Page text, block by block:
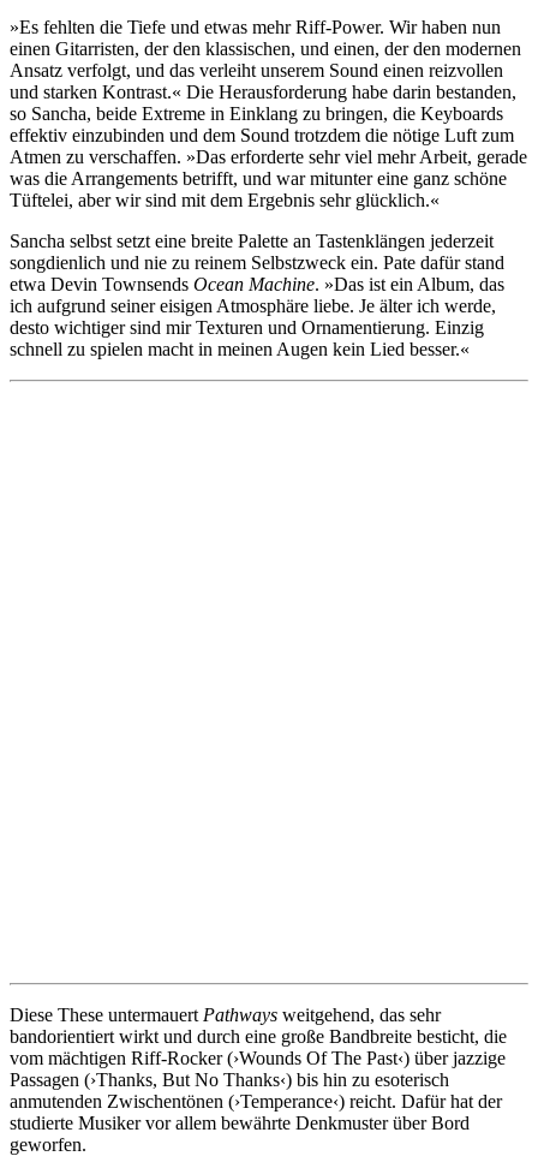
»Es fehlten die Tiefe und etwas mehr Riff-Power. Wir haben nun
einen Gitarristen, der den klassischen, und einen, der den modernen
Ansatz verfolgt, und das verleiht unserem Sound einen reizvollen
und starken Kontrast.« Die Herausforderung habe darin bestanden,
so Sancha, beide Extreme in Einklang zu bringen, die Keyboards
effektiv einzubinden und dem Sound trotzdem die nötige Luft zum
Atmen zu verschaffen. »Das erforderte sehr viel mehr Arbeit, gerade
was die Arrangements betrifft, und war mitunter eine ganz schöne
Tüftelei, aber wir sind mit dem Ergebnis sehr glücklich.«
Sancha selbst setzt eine breite Palette an Tastenklängen jederzeit
songdienlich und nie zu reinem Selbstzweck ein. Pate dafür stand
etwa Devin Townsends Ocean Machine. »Das ist ein Album, das
ich aufgrund seiner eisigen Atmosphäre liebe. Je älter ich werde,
desto wichtiger sind mir Texturen und Ornamentierung. Einzig
schnell zu spielen macht in meinen Augen kein Lied besser.«
Diese These untermauert Pathways weitgehend, das sehr
bandorientiert wirkt und durch eine große Bandbreite besticht, die
vom mächtigen Riff-Rocker (›Wounds Of The Past‹) über jazzige
Passagen (›Thanks, But No Thanks‹) bis hin zu esoterisch
anmutenden Zwischentönen (›Temperance‹) reicht. Dafür hat der
studierte Musiker vor allem bewährte Denkmuster über Bord
geworfen.